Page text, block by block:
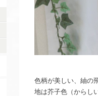
色柄が美しい、紬の
地は芥子色（からし